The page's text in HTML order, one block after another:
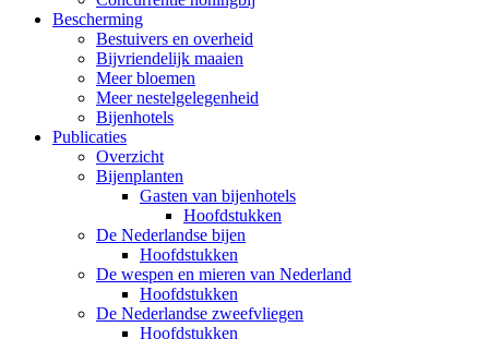
Bescherming
Bestuivers en overheid
Bijvriendelijk maaien
Meer bloemen
Meer nestelgelegenheid
Bijenhotels
Publicaties
Overzicht
Bijenplanten
Gasten van bijenhotels
Hoofdstukken
De Nederlandse bijen
Hoofdstukken
De wespen en mieren van Nederland
Hoofdstukken
De Nederlandse zweefvliegen
Hoofdstukken